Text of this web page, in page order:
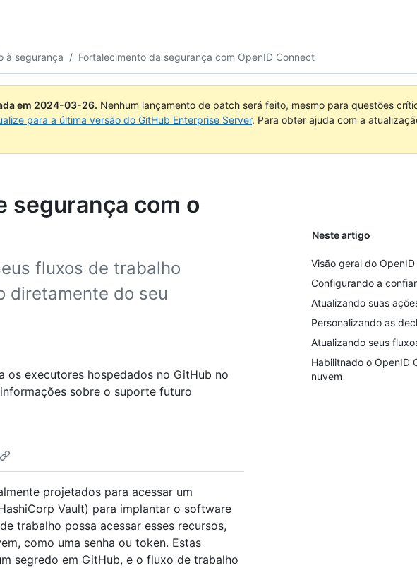
à segurança / Fortalecimento da segurança com OpenID Connect
em 2024-03-26. Nenhum lançamento de patch será feito, mesmo para questões
para a última versão do GitHub Enterprise Server. Para obter ajuda com a
segurança com o
fluxos de trabalho
diretamente do seu
Neste artigo
Visão geral do
Configurando a
Atualizando suas
Personalizando as
Atualizando seus
Habilitnado o OpenID
nuvem
os executores hospedados no GitHub no
sobre o suporte futuro
projetados para acessar um
Vault) para implantar o software
trabalho possa acessar esses recursos,
como uma senha ou token. Estas
segredo em GitHub, e o fluxo de trabalho